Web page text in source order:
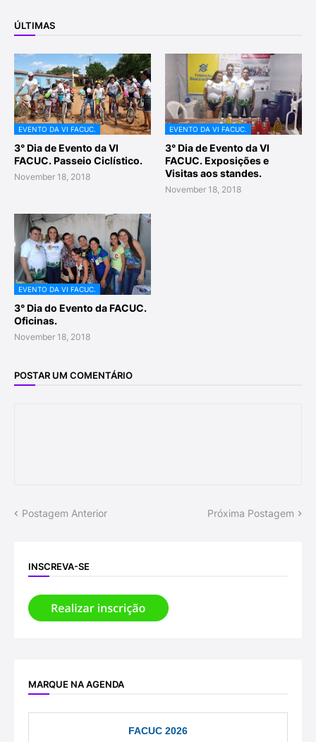
ÚLTIMAS
EVENTO DA VI FACUC.
3° Dia de Evento da VI
FACUC. Passeio Ciclístico.
November 18, 2018
EVENTO DA VI FACUC.
3° Dia de Evento da VI
FACUC. Exposições e
Visitas aos standes.
November 18, 2018
EVENTO DA VI FACUC.
3° Dia do Evento da FACUC.
Oficinas.
November 18, 2018
POSTAR UM COMENTÁRIO
Postagem Anterior Próxima Postagem
INSCREVA-SE
MARQUE NA AGENDA
FACUC 2026